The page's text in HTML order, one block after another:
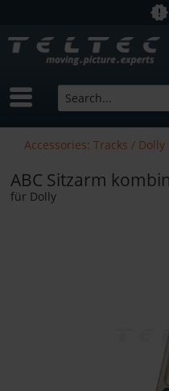
Accessories: Tracks / Dolly
ABC Sitzarm
für Dolly